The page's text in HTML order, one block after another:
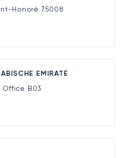
Honoré 75008
EMIRATE
B03